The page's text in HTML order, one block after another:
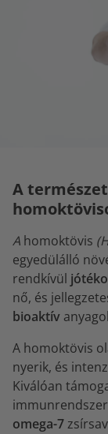
A
A homoktövis
egyedülálló
rendkívül
nő, és
bioaktív
A homoktövis
nyerik, és
Kiválóan
omega-7